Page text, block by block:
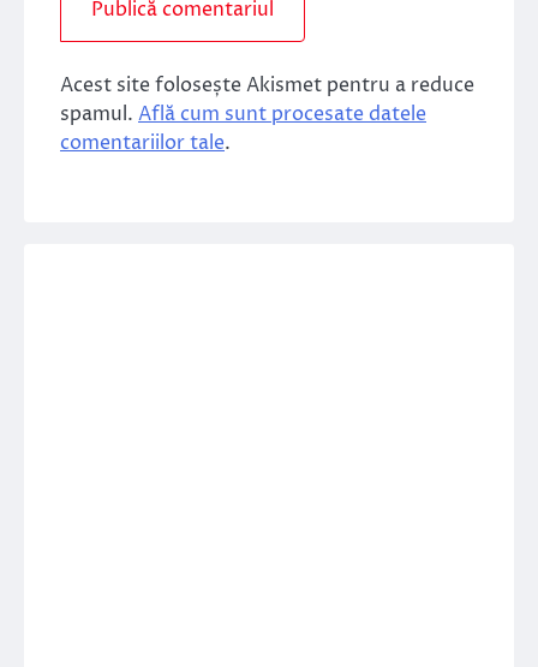
Acest site folosește Akismet pentru a reduce
spamul. Află cum sunt procesate datele
comentariilor tale.